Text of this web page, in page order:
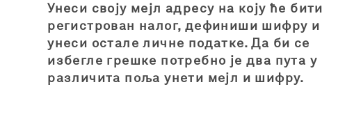
Унеси своју мејл адресу на коју ће бити
регистрован налог, дефиниши шифру и
унеси остале личне податке. Да би се
избегле грешке потребно је два пута у
различита поља унети мејл и шифру.